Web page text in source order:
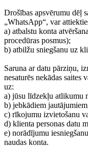
Drošības apsvērumu dēļ
„WhatsApp“, var
a) atbalstu konta
procedūras posmus);
b) atbilžu sniegšanu uz
Saruna ar datu pārziņu,
nesaturēs nekādas saites
uz:
a) jūsu līdzekļu atlikumu
b) jebkādiem
c) rīkojumu izvietošanu
d) klienta personas datu
e) norādījumu
naudas konta.